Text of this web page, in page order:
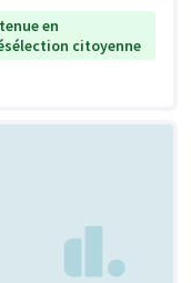
en
citoyenne